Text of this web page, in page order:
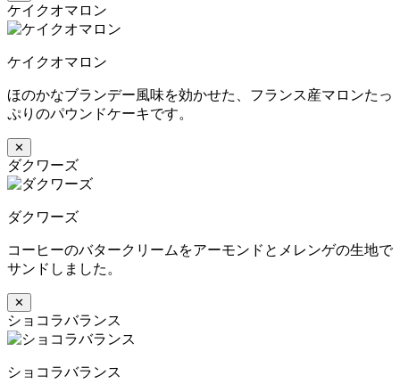
ケイクオマロン
ケイクオマロン
ほのかなブランデー風味を効かせた、フランス産マロンたっ
ぷりのパウンドケーキです。
✕
ダクワーズ
ダクワーズ
コーヒーのバタークリームをアーモンドとメレンゲの生地で
サンドしました。
✕
ショコラバランス
ショコラバランス